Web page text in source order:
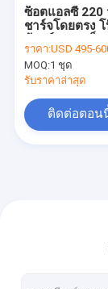
ควบคุมคุณภ
ติดต่อเรา
ข่าว
ตู้ชาร์จแล็ป
ซ็อตแอลซี 220
ชาร์จโดยตรง
ราคา:USD 495-
MOQ:1 ชุด
รับราคาล่าสุด
ติดต่อตอน